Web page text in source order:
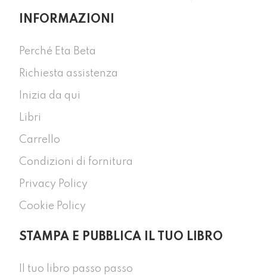
INFORMAZIONI
Perché Eta Beta
Richiesta assistenza
Inizia da qui
Libri
Carrello
Condizioni di fornitura
Privacy Policy
Cookie Policy
STAMPA E PUBBLICA IL TUO LIBRO
Il tuo libro passo passo